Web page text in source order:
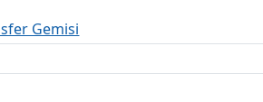
Gemisi